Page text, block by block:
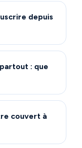
depuis
: que
couvert à